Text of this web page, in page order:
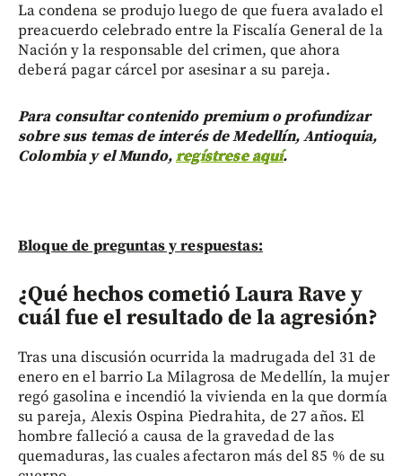
La condena se produjo luego de que fuera avalado el
preacuerdo celebrado entre la Fiscalía General de la
Nación y la responsable del crimen, que ahora
deberá pagar cárcel por asesinar a su pareja.
Para consultar contenido premium o profundizar
sobre sus temas de interés de Medellín, Antioquia,
Colombia y el Mundo,regístrese aquí.
Bloque de preguntas y respuestas:
¿Qué hechos cometió Laura Rave y
cuál fue el resultado de la agresión?
Tras una discusión ocurrida la madrugada del 31 de
enero en el barrio La Milagrosa de Medellín, la mujer
regó gasolina e incendió la vivienda en la que dormía
su pareja, Alexis Ospina Piedrahita, de 27 años. El
hombre falleció a causa de la gravedad de las
quemaduras, las cuales afectaron más del 85 % de su